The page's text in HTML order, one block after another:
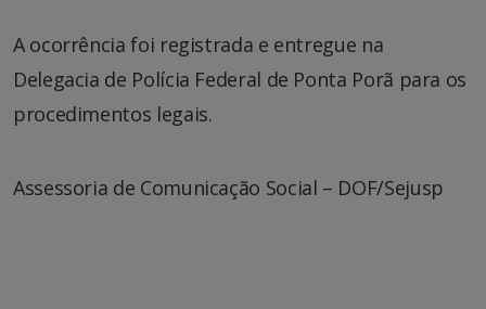
A ocorrência foi registrada e entregue na
Delegacia de Polícia Federal de Ponta Porã para os
procedimentos legais.
Assessoria de Comunicação Social – DOF/Sejusp